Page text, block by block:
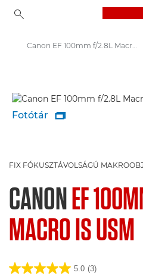
Canon EF 100mm f/2.8L Macro IS USM - Lenses - Camera & Photo lenses
Fotótár 
FIX FÓKUSZTÁVOLSÁGÚ
CANONEF
MACRO IS USM
5.0 (3)